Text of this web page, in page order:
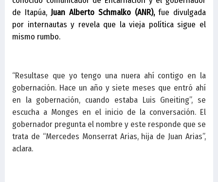
de Itapúa, Juan Alberto Schmalko (ANR), fue divulgada
por internautas y revela que la vieja política sigue el
mismo rumbo.
“Resultase que yo tengo una nuera ahí contigo en la
gobernación. Hace un año y siete meses que entró ahí
en la gobernación, cuando estaba Luis Gneiting”, se
escucha a Monges en el inicio de la conversación. El
gobernador pregunta el nombre y este responde que se
trata de “Mercedes Monserrat Arias, hija de Juan Arias”,
aclara.